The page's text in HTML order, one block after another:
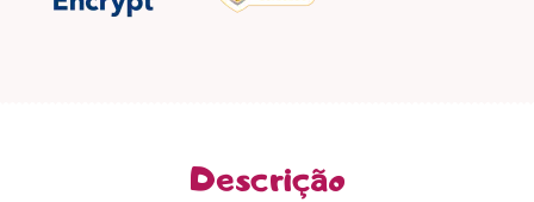
Descrição